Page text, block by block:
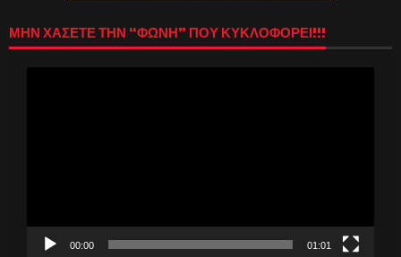
ΜΗΝ ΧΑΣΕΤΕ ΤΗΝ “ΦΩΝΗ” ΠΟΥ ΚΥΚΛΟΦΟΡΕΙ!!!
00:00 01:01